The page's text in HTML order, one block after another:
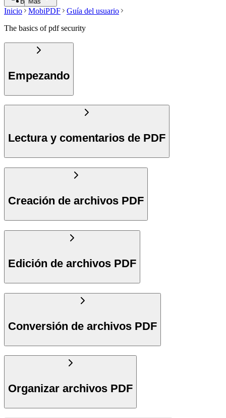
Inicio MobiPDF
Guía del usuario
The basics of pdf security
Empezando
Lectura y comentarios de PDF
Creación de archivos PDF
Edición de archivos PDF
Conversión de archivos PDF
Organizar archivos PDF